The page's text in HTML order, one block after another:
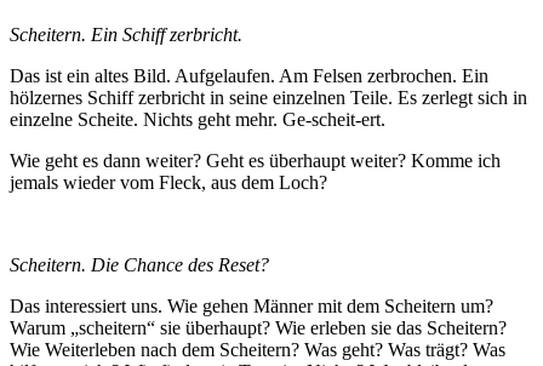
Scheitern. Ein Schiff zerbricht.
Das ist ein altes Bild. Aufgelaufen. Am Felsen zerbrochen. Ein
hölzernes Schiff zerbricht in seine einzelnen Teile. Es zerlegt sich in
einzelne Scheite. Nichts geht mehr. Ge-scheit-ert.
Wie geht es dann weiter? Geht es überhaupt weiter? Komme ich
jemals wieder vom Fleck, aus dem Loch?
Scheitern. Die Chance des Reset?
Das interessiert uns. Wie gehen Männer mit dem Scheitern um?
Warum „scheitern“ sie überhaupt? Wie erleben sie das Scheitern?
Wie Weiterleben nach dem Scheitern? Was geht? Was trägt? Was